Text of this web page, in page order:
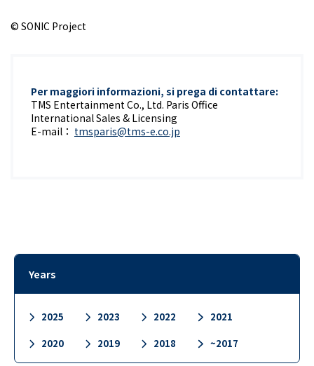
© SONIC Project
Per maggiori informazioni, si prega di contattare:
TMS Entertainment Co., Ltd. Paris Office
International Sales & Licensing
E-mail： tmsparis@tms-e.co.jp
Years
2025 2023 2022
2021
2020
2019 2018 ~2017